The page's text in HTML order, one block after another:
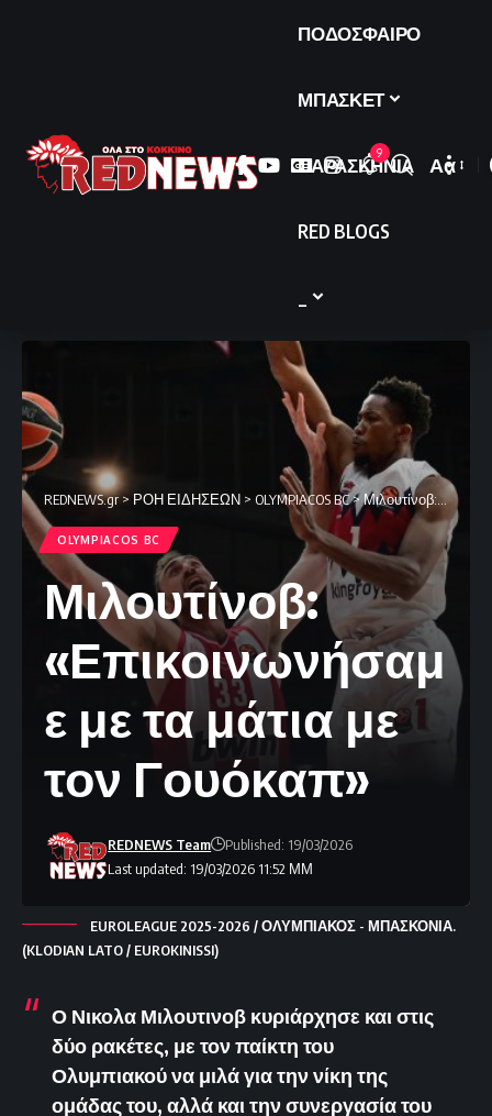
ΠΟΔΟΣΦΑΙΡΟ
ΜΠΑΣΚΕΤ
ΠΑΡΑΣΚΗΝΙΑ
RED BLOGS
9
Font
Αα
REDNEWS.gr> ΡΟΗ ΕΙΔΗΣΕΩΝ > OLYMPIACOS BC>Μιλουτίνοβ: «Επικοινωνήσαμε με τα μάτια με τον Γουόκαπ»
OLYMPIACOS BC
Μιλουτίνοβ:
«Επικοινωνήσαμ
ε με τα μάτια με
τον Γουόκαπ»
Last updated: 19/03/2026 11:52 ΜΜ
REDNEWS Team Published: 19/03/2026
EUROLEAGUE 2025-2026 / ΟΛΥΜΠΙΑΚΟΣ - ΜΠΑΣΚΟΝΙΑ.
(KLODIAN LATO / EUROKINISSI)
Ο Νικολα Μιλουτινοβ κυριάρχησε και στις
δύο ρακέτες, με τον παίκτη του
Ολυμπιακού να μιλά για την νίκη της
ομάδας του, αλλά και την συνεργασία του